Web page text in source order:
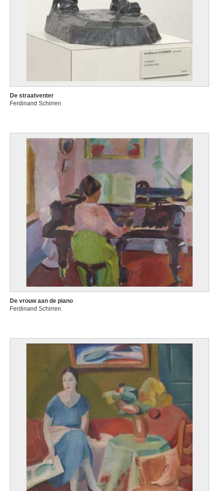
De straatventer
Ferdinand Schirren
De vrouw aan de piano
Ferdinand Schirren